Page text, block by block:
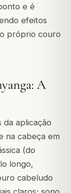
e é
efeitos
próprio couro
A
da aplicação
na cabeça em
(do
longo,
cabeludo